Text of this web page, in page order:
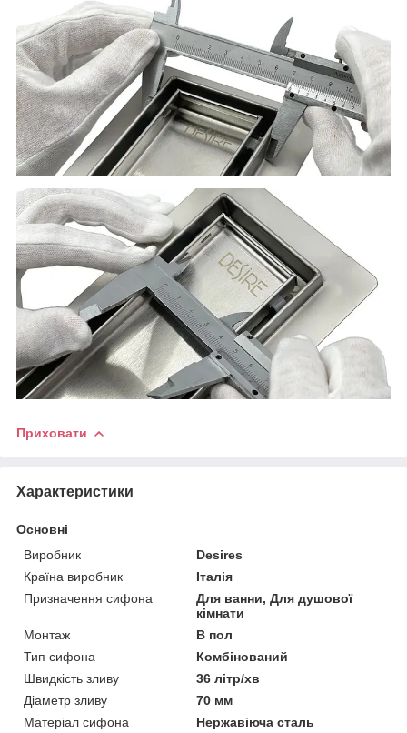
Приховати
Характеристики
Основні
Виробник
Desires
Країна виробник
Італія
Призначення сифона
Для ванни, Для душової
кімнати
Монтаж
В пол
Тип сифона
Комбінований
Швидкість зливу
36 літр/хв
Діаметр зливу
70 мм
Матеріал сифона
Нержавіюча сталь